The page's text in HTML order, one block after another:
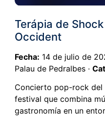
Terápia de
Occident
Fecha: 14 de julio de
Palau de Pedralbes ·
Concierto pop-rock del
festival que combina
gastronomía en un